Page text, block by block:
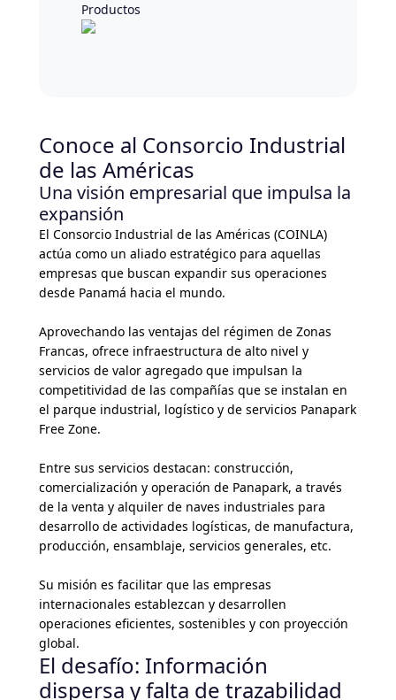
Productos
Conoce al Consorcio Industrial
de las Américas
Una visión empresarial que impulsa la
expansión
El Consorcio Industrial de las Américas (COINLA)
actúa como un aliado estratégico para aquellas
empresas que buscan expandir sus operaciones
desde Panamá hacia el mundo.
Aprovechando las ventajas del régimen de Zonas
Francas, ofrece infraestructura de alto nivel y
servicios de valor agregado que impulsan la
competitividad de las compañías que se instalan en
el parque industrial, logístico y de servicios Panapark
Free Zone.
Entre sus servicios destacan: construcción,
comercialización y operación de Panapark, a través
de la venta y alquiler de naves industriales para
desarrollo de actividades logísticas, de manufactura,
producción, ensamblaje, servicios generales, etc.
Su misión es facilitar que las empresas
internacionales establezcan y desarrollen
operaciones eficientes, sostenibles y con proyección
global.
El desafío: Información
dispersa y falta de trazabilidad